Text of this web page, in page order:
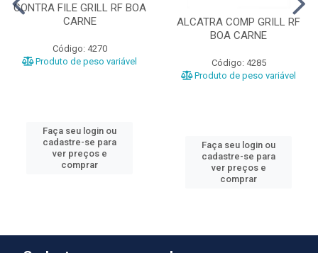
CONTRA FILE GRILL RF BOA
CARNE
Código: 4270
Produto de peso variável
Faça seu login ou
cadastre-se para
ver preços e
comprar
ALCATRA COMP GRILL RF
BOA CARNE
Código: 4285
Produto de peso variável
Faça seu login ou
cadastre-se para
ver preços e
comprar